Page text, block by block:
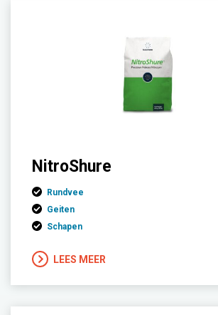
NitroShure
Rundvee
Geiten
Schapen
LEES MEER